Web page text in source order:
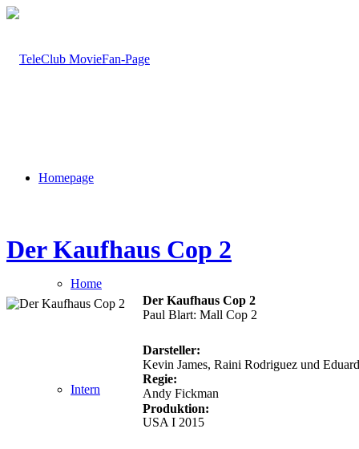
Homepage
Home
Intern
Der Kaufhaus Cop 2
Der Kaufhaus Cop 2
Paul Blart: Mall Cop 2
Darsteller:
Kevin James, Raini Rodriguez und
Regie:
Andy Fickman
Produktion:
USA I 2015